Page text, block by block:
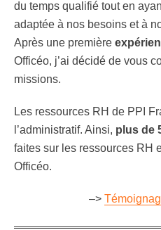
du temps qualifié tout en
adaptée à nos besoins et à
Après une première
Officéo, j’ai décidé de vous
missions.
Les ressources RH de PPI
l’administratif. Ainsi, plus de
faites sur les ressources RH
Officéo.
–>